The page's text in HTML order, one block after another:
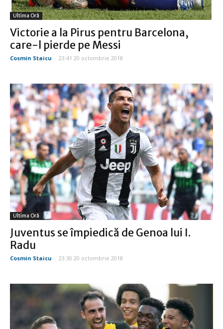
Ultima Oră
Victorie a la Pirus pentru Barcelona,
care-l pierde pe Messi
Cosmin Staicu - 23:41 20 octombrie 2018
Ultima Oră
Juventus se împiedică de Genoa lui I.
Radu
Cosmin Staicu - 23:30 20 octombrie 2018